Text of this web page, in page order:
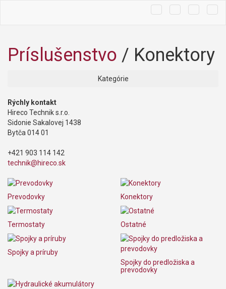
Košík
Hľadať
Príslušenstvo / Konektory
Kategórie
Rýchly kontakt
Hireco Technik s.r.o.
Sidonie Sakalovej 1438
Bytča 014 01
+421 903 114 142
technik@hireco.sk
Prevodovky Konektory
Termostaty Ostatné
Spojky a príruby
Spojky do predložiska a
prevodovky